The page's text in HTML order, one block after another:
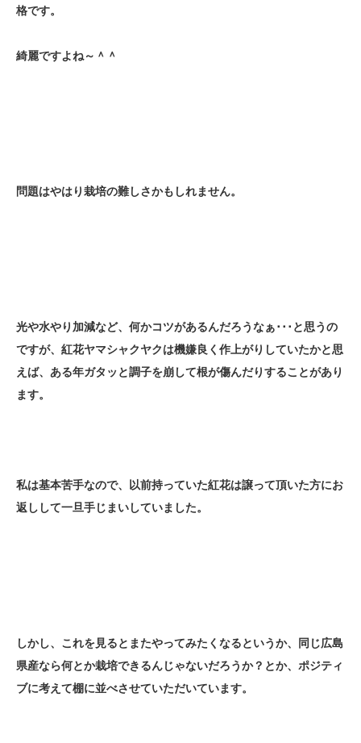
格です。
綺麗ですよね～＾＾
問題はやはり栽培の難しさかもしれません。
光や水やり加減など、何かコツがあるんだろうなぁ･･･と思うの
ですが、紅花ヤマシャクヤクは機嫌良く作上がりしていたかと思
えば、ある年ガタッと調子を崩して根が傷んだりすることがあり
ます。
私は基本苦手なので、以前持っていた紅花は譲って頂いた方にお
返しして一旦手じまいしていました。
しかし、これを見るとまたやってみたくなるというか、同じ広島
県産なら何とか栽培できるんじゃないだろうか？とか、ポジティ
ブに考えて棚に並べさせていただいています。